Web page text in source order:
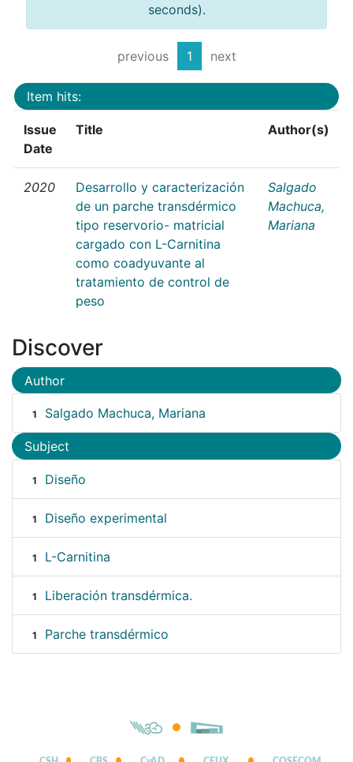
seconds).
previous 1 next
Item hits:
Issue
Date
Title Author(s)
2020
Desarrollo y caracterización
de un parche transdérmico
tipo reservorio- matricial
cargado con L-Carnitina
como coadyuvante al
tratamiento de control de
peso
Salgado
Machuca,
Mariana
Discover
Author
1 Salgado Machuca, Mariana
Subject
1 Diseño
1 Diseño experimental
1 L-Carnitina
1 Liberación transdérmica.
1 Parche transdérmico